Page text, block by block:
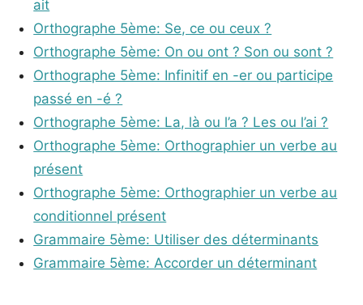
ait
Orthographe 5ème: Se, ce ou ceux ?
Orthographe 5ème: On ou ont ? Son ou sont ?
Orthographe 5ème: Infinitif en -er ou participe
passé en -é ?
Orthographe 5ème: La, là ou l’a ? Les ou l’ai ?
Orthographe 5ème: Orthographier un verbe au
présent
Orthographe 5ème: Orthographier un verbe au
conditionnel présent
Grammaire 5ème: Utiliser des déterminants
Grammaire 5ème: Accorder un déterminant